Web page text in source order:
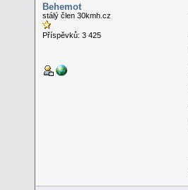
Behemot
stálý člen 30kmh.cz
Příspěvků: 3 425